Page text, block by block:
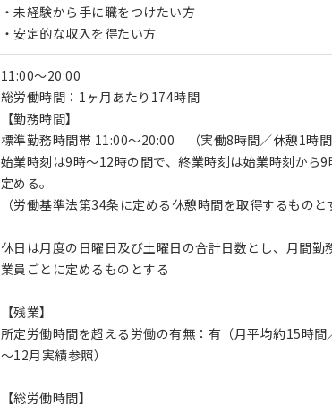
・未経験から手に職をつけたい方
・安定的な収入を得たい方
11:00〜20:00
総労働時間：1ヶ月あたり174時間
【勤務時間】
標準勤務時間帯 11:00～20:00 （実働8時間／休憩1時間
始業時刻は9時～12時の間で、終業時刻は始業時刻から9
定める。
（労働基準法第34条に定める休憩時間を取得するものと
休日は月度の日曜日及び土曜日の合計日数とし、月間勤
業員ごとに定めるものとする
【残業】
所定労働時間を超える労働の有無：有（月平均約15時間
～12月実績参照）
【総労働時間】